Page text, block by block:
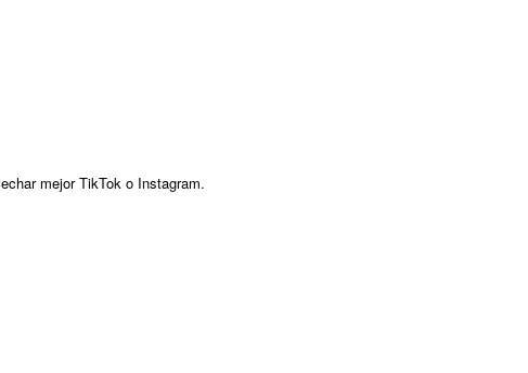
mejor TikTok o Instagram.